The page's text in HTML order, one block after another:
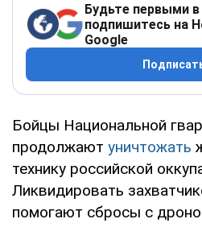
Будьте первыми в
подпишитесь на
Google
Бойцы Национальной
продолжают уничтожать
технику российской
Ликвидировать
помогают сбросы с